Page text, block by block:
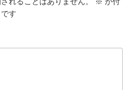
れることはありません。 ※ が付
す